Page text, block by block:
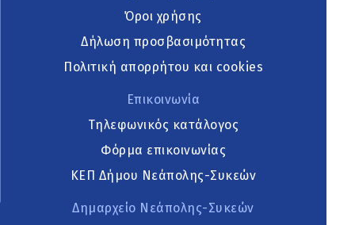
Όροι χρήσης
Δήλωση προσβασιμότητας
Πολιτική απορρήτου και cookies
Επικοινωνία
Τηλεφωνικός κατάλογος
Φόρμα επικοινωνίας
ΚΕΠ Δήμου Νεάπολης-Συκεών
Δημαρχείο Νεάπολης-Συκεών